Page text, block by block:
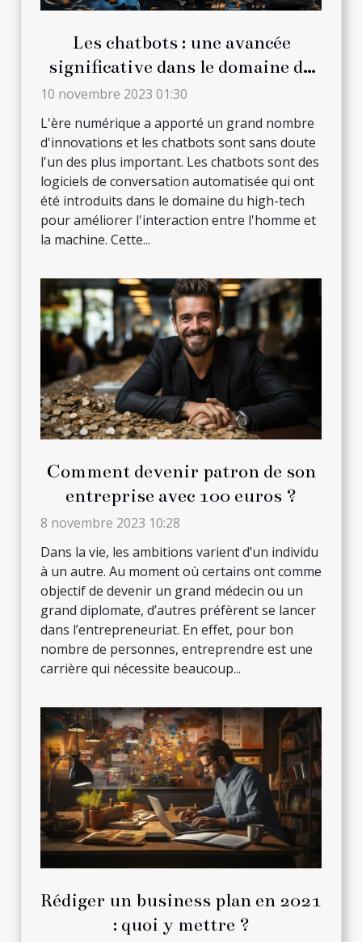
Les chatbots : une avancée
significative dans le domaine du
high-tech
10 novembre 2023 01:30
L'ère numérique a apporté un grand nombre
d'innovations et les chatbots sont sans doute
l'un des plus important. Les chatbots sont des
logiciels de conversation automatisée qui ont
été introduits dans le domaine du high-tech
pour améliorer l'interaction entre l'homme et
la machine. Cette...
Comment devenir patron de son
entreprise avec 100 euros ?
8 novembre 2023 10:28
Dans la vie, les ambitions varient d’un individu
à un autre. Au moment où certains ont comme
objectif de devenir un grand médecin ou un
grand diplomate, d’autres préfèrent se lancer
dans l’entrepreneuriat. En effet, pour bon
nombre de personnes, entreprendre est une
carrière qui nécessite beaucoup...
Rédiger un business plan en 2021
: quoi y mettre ?